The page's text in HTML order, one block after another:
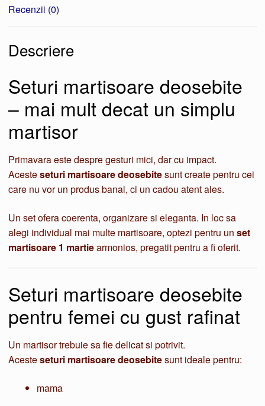
Recenzii (0)
Descriere
Seturi martisoare deosebite
– mai mult decat un simplu
martisor
Primavara este despre gesturi mici, dar cu impact.
Acesteseturi martisoare deosebitesunt create pentru cei
care nu vor un produs banal, ci un cadou atent ales.
Un set ofera coerenta, organizare si eleganta. In loc sa
alegi individual mai multe martisoare, optezi pentru un set
martisoare 1 martiearmonios, pregatit pentru a fi oferit.
Seturi martisoare deosebite
pentru femei cu gust rafinat
Un martisor trebuie sa fie delicat si potrivit.
Acesteseturi martisoare deosebitesunt ideale pentru:
mama